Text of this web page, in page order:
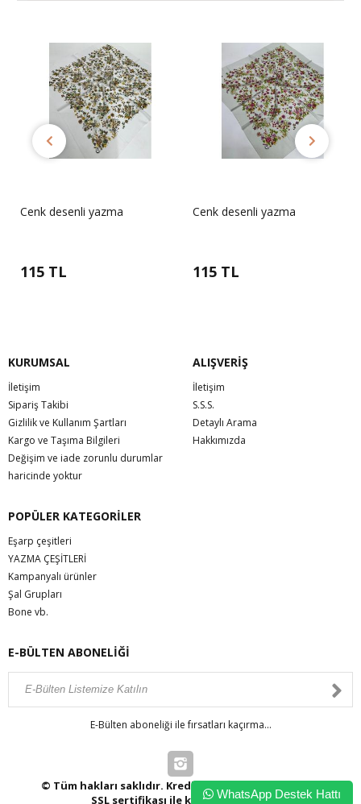
Cenk desenli yazma
115 TL
Cenk desenli yazma
115 TL
KURUMSAL
İletişim
Sipariş Takibi
Gizlilik ve Kullanım Şartları
Kargo ve Taşıma Bilgileri
Değişim ve iade zorunlu durumlar
haricinde yoktur
ALIŞVERİŞ
İletişim
S.S.S.
Detaylı Arama
Hakkımızda
POPÜLER KATEGORİLER
Eşarp çeşitleri
YAZMA ÇEŞİTLERİ
Kampanyalı ürünler
Şal Grupları
Bone vb.
E-BÜLTEN ABONELİĞİ
E-Bülten aboneliği ile fırsatları kaçırma...
© Tüm hakları saklıdır. Kredi kartı bilgileriniz 256bit
SSL sertifikası ile korunmaktadır.WhatsApp Destek Hattı